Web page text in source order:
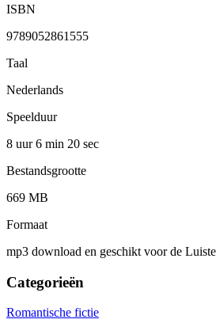
ISBN
9789052861555
Taal
Nederlands
Speelduur
8 uur 6 min 20 sec
Bestandsgrootte
669 MB
Formaat
mp3 download en geschikt voor de
Categorieën
Romantische fictie